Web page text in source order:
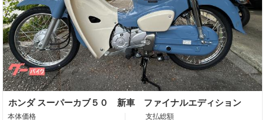
ホンダ スーパーカブ５０ 新車 ファイナルエディション
本体価格 支払総額